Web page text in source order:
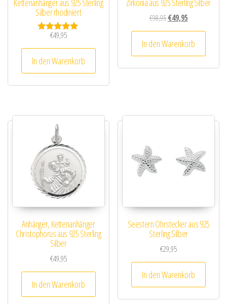
Kettenanhänger aus 925 Sterling
Silber rhodiniert
Bewertet mit
€49,95
In den Warenkorb
Zirkonia aus 925 Sterling Silber
€98,95 Ursprünglicher Preis
€49,95Aktueller Preis
In den Warenkorb
Anhänger, Kettenanhänger
Christophorus aus 925 Sterling
Silber
€49,95
In den Warenkorb
Seestern Ohrstecker aus 925
Sterling Silber
€29,95
In den Warenkorb